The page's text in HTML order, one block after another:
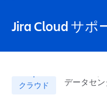
Jira Cloud サポ
クラウド データセン